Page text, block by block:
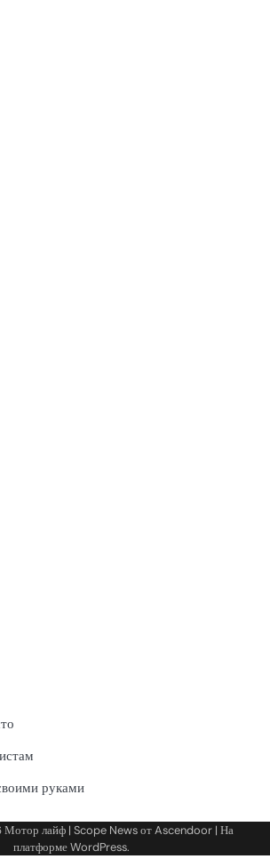
руками
Мотор лайф | Scope News отAscendoor | На
платформеWordPress.